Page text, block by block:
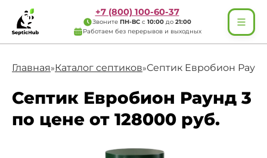
+7 (800) 100-60-37
Звоните ПН-ВС с 10:00 до 21:00
Работаем без перерывов и выходных
Главная»Каталог септиков»Септик Евробион
Септик Евробион Раунд 3
по цене от 128000 руб.